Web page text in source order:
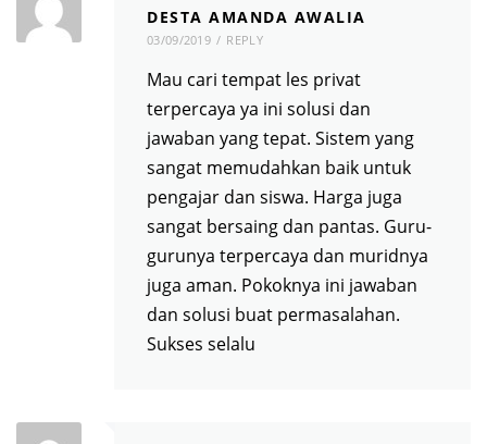
DESTA AMANDA AWALIA
03/09/2019 REPLY
Mau cari tempat les privat
terpercaya ya ini solusi dan
jawaban yang tepat. Sistem yang
sangat memudahkan baik untuk
pengajar dan siswa. Harga juga
sangat bersaing dan pantas. Guru-
gurunya terpercaya dan muridnya
juga aman. Pokoknya ini jawaban
dan solusi buat permasalahan.
Sukses selalu